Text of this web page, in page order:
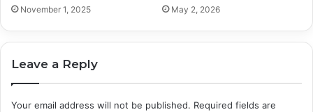
November 1, 2025 May 2, 2026
Leave a Reply
Your email address will not be published. Required fields are